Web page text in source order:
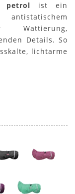
petrol ist ein
Wattierung,
Details. So
lichtarme